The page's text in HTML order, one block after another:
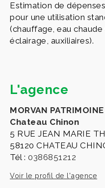
Estimation de
pour une utilisation
(chauffage, eau
éclairage, auxiliaires).
L'agence
MORVAN PATRIMOINE
Chateau Chinon
5 RUE JEAN MARIE
58120 CHATEAU
Tél : 0386851212
Voir le profil de l'agence